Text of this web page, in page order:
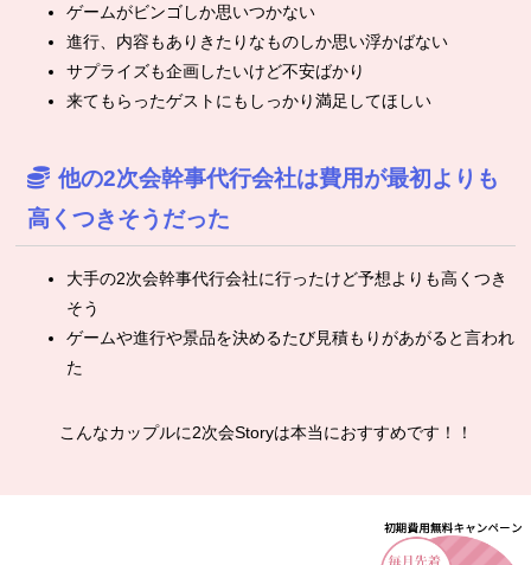
ゲームがビンゴしか思いつかない
進行、内容もありきたりなものしか思い浮かばない
サプライズも企画したいけど不安ばかり
来てもらったゲストにもしっかり満足してほしい
他の2次会幹事代行会社は費用が最初よりも
高くつきそうだった
大手の2次会幹事代行会社に行ったけど予想よりも高くつき
そう
ゲームや進行や景品を決めるたび見積もりがあがると言われ
た
こんなカップルに2次会Storyは本当におすすめです！！